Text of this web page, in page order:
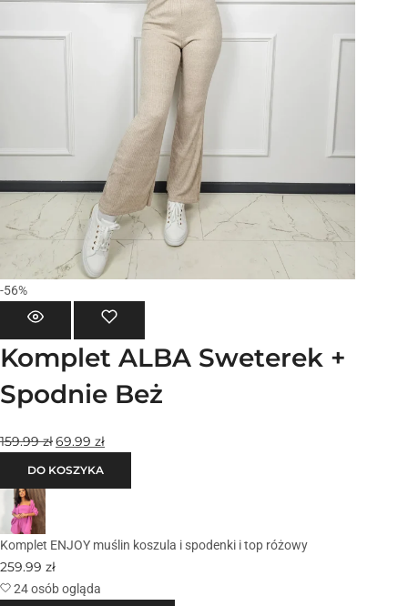
-56%
Komplet ALBA Sweterek +
Spodnie Beż
159.99zł69.99 zł
DO KOSZYKA
Komplet ENJOY muślin koszula i spodenki i top różowy
259.99 zł
24 osób ogląda